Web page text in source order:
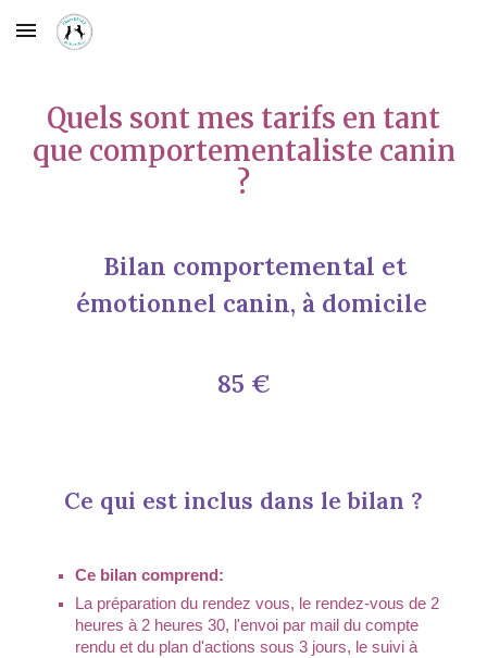
Skip to main content
Quels sont mes tarifs en tant
que comportementaliste canin
?
Bilan comportemental et
émotionnel canin, à domicile
85 €
Ce qui est inclus dans le bilan ?
Ce bilan comprend:
La préparation du rendez vous, le rendez-vous de 2
heures à 2 heures 30, l'envoi par mail du compte
rendu et du plan d'actionssous 3 jours, le suivi à